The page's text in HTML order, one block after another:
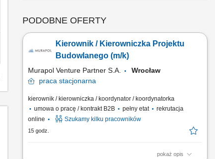
PODOBNE OFERTY
Kierownik / Kierowniczka Projektu
Budowlanego (m/k)
Murapol Venture Partner S.A.
Wrocław
praca stacjonarna
kierownik / kierowniczka / koordynator / koordynatorka
umowa o pracę / kontrakt B2B
pełny etat
rekrutacja
online
Szukamy kilku pracowników
15 godz.
pokaż opis